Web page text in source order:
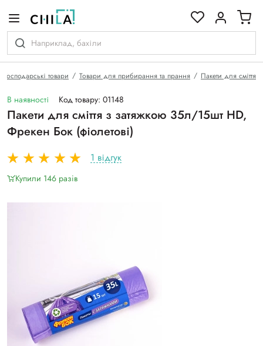
Господарські товари Товари для прибирання та прання Пакети для сміття
В наявності Код товару: 01148
Пакети для сміття з затяжкою 35л/15шт HD,
Фрекен Бок (фіолетові)
1 відгук
Купили 146 разiв
гамі